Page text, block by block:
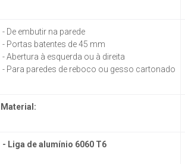
- De embutir na parede
- Portas batentes de 45 mm
- Abertura à esquerda ou à direita
- Para paredes de reboco ou gesso cartonado
Material:
- Liga de alumínio 6060 T6